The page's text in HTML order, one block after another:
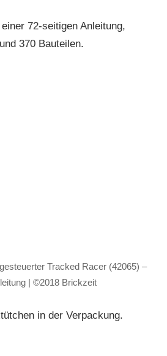
72-seitigen Anleitung,
370 Bauteilen.
Tracked Racer (42065) –
| ©2018 Brickzeit
in der Verpackung.